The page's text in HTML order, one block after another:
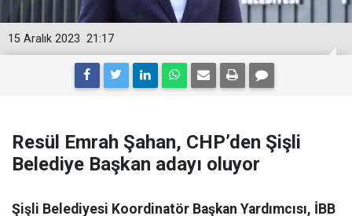
21:17
15 Aralık 2023
Resül Emrah Şahan, CHP’den Şişli
Belediye Başkan adayı oluyor
Şişli Belediyesi Koordinatör Başkan Yardımcısı, İBB